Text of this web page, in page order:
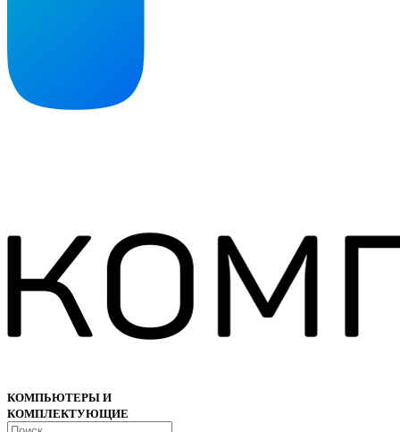
КОМПЬЮТЕРЫ И
КОМПЛЕКТУЮЩИЕ